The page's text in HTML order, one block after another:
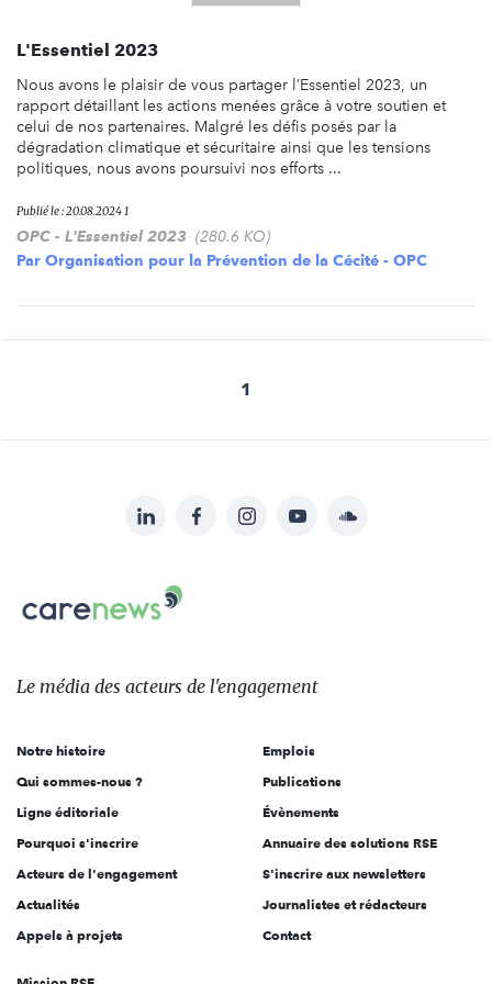
L'Essentiel 2023
Nous avons le plaisir de vous partager l’Essentiel 2023, un
rapport détaillant les actions menées grâce à votre soutien et
celui de nos partenaires. Malgré les défis posés par la
dégradation climatique et sécuritaire ainsi que les tensions
politiques, nous avons poursuivi nos efforts ...
Publié le : 20.08.2024 1
OPC - L'Essentiel 2023 (280.6 KO)
Par Organisation pour la Prévention de la Cécité - OPC
1
sur:
LinkedInFacebookInstagramYouTubeSoundcloud
Carenews,
Le
des
l'engagement
Le média des acteurs de l'engagement
Notre histoire
Qui sommes-nous ?
Ligne éditoriale
Pourquoi s'inscrire
Acteurs de l'engagement
Actualités
Appels à projets
Emplois
Publications
Évènements
Annuaire des solutions RSE
S'inscrire aux newsletters
Journalistes et rédacteurs
Contact